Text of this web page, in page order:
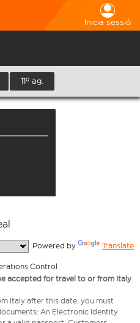
Inicia sessió
11º ag.
Powered by Translate
Control
accepted for travel to or from Italy
Italy after this date, you must
An Electronic Identity